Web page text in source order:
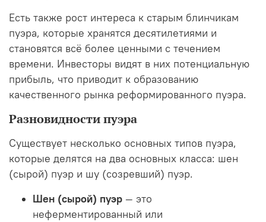
Есть также рост интереса к старым блинчикам
пуэра, которые хранятся десятилетиями и
становятся всё более ценными с течением
времени. Инвесторы видят в них потенциальную
прибыль, что приводит к образованию
качественного рынка реформированного пуэра.
Разновидности пуэра
Существует несколько основных типов пуэра,
которые делятся на два основных класса: шен
(сырой) пуэр и шу (созревший) пуэр.
Шен (сырой) пуэр — это
неферментированный или